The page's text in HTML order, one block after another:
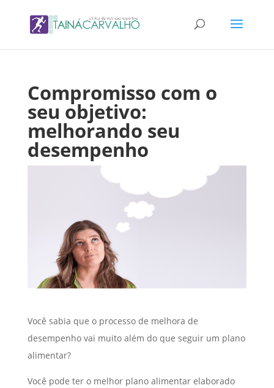
Compromisso com o
seu objetivo:
melhorando seu
desempenho
Você sabia que o processo de melhora de
desempenho vai muito além do que seguir um plano
alimentar?
Você pode ter o melhor plano alimentar elaborado